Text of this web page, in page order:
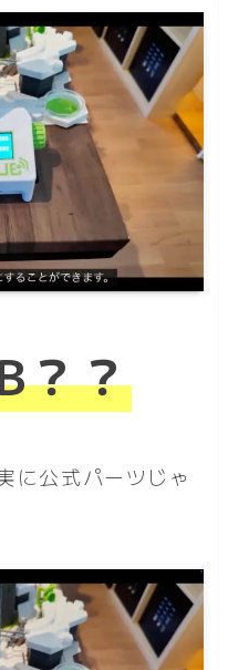
？？
に公式パーツじゃ